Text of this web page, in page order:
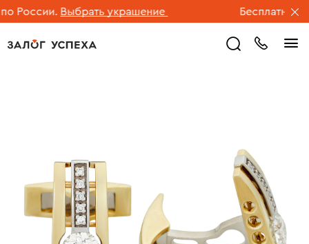
России. Выбрать украшение Бесплатная